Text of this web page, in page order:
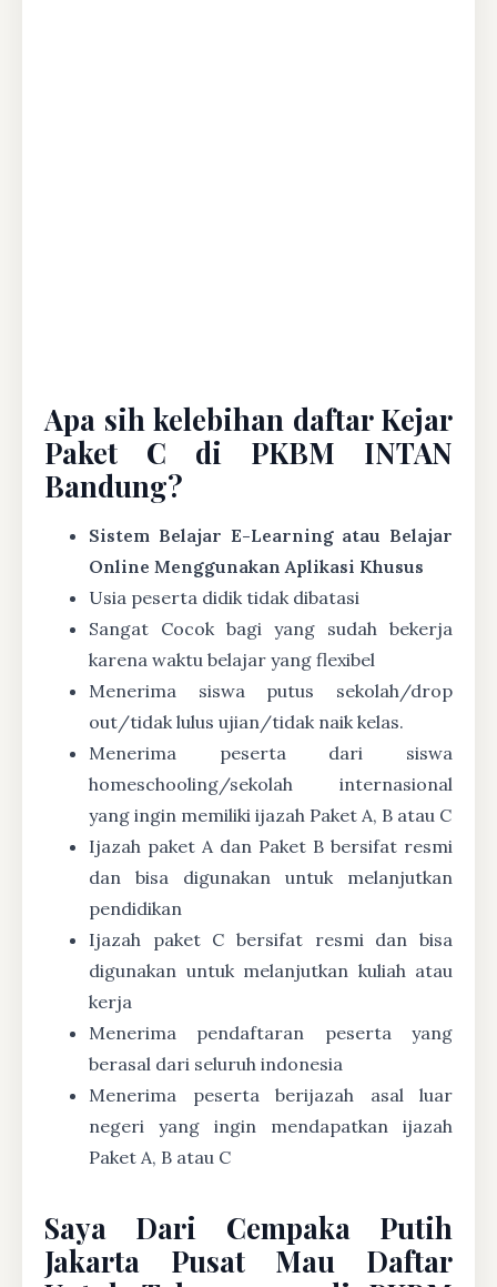
Apa sih kelebihan daftar Kejar
Paket C di PKBM INTAN
Bandung?
Sistem Belajar E-Learning atau Belajar
Online Menggunakan Aplikasi Khusus
Usia peserta didik tidak dibatasi
Sangat Cocok bagi yang sudah bekerja
karena waktu belajar yang flexibel
Menerima siswa putus sekolah/drop
out/tidak lulus ujian/tidak naik kelas.
Menerima peserta dari siswa
homeschooling/sekolah internasional
yang ingin memiliki ijazah Paket A, B atau C
Ijazah paket A dan Paket B bersifat resmi
dan bisa digunakan untuk melanjutkan
pendidikan
Ijazah paket C bersifat resmi dan bisa
digunakan untuk melanjutkan kuliah atau
kerja
Menerima pendaftaran peserta yang
berasal dari seluruh indonesia
Menerima peserta berijazah asal luar
negeri yang ingin mendapatkan ijazah
Paket A, B atau C
Saya Dari Cempaka Putih
Jakarta Pusat Mau Daftar